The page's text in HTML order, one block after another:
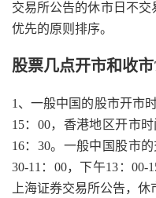
交易所公告的休市日不交
优先的原则排序。
股票几点开市和收市
1、一般中国的股市开市
15：00，香港地区开市
16：30。一般中国股市
30-11：00，下午13：
上海证券交易所公告，休